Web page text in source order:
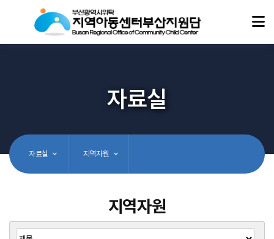
자료실
자료실 지역자원
지역자원